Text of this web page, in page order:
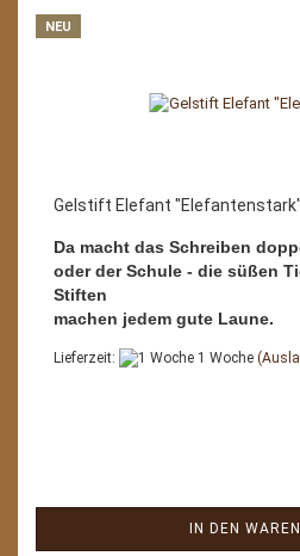
NEU
Gelstift Elefant "Elefantenstark"
Da macht das Schreiben
oder der Schule - die süßen
Stiften
machen jedem gute Laune.
Lieferzeit: 1 Woche
IN DEN